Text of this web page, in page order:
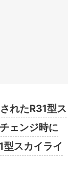
れたR31型ス
ェンジ時に
型スカイライ